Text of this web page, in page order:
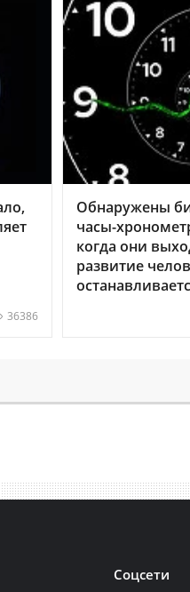
36386
Обнаружены
часы-
когда они
развитие
Соцсети